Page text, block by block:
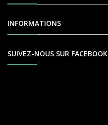
INFORMATIONS
SUIVEZ-NOUS SUR FACEBOOK